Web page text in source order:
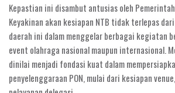
Kepastian ini disambut antusias oleh
Keyakinan akan kesiapan NTB tidak terlepas
daerah ini dalam menggelar berbagai kegiatan
event olahraga nasional maupun internasional.
dinilai menjadi fondasi kuat dalam
penyelenggaraan PON, mulai dari kesiapan